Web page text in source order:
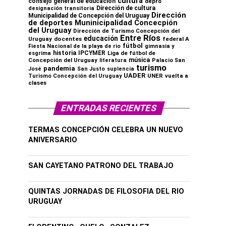
designación transitoria Dirección de cultura
Municipalidad de Concepción del Uruguay Dirección
de deportes Muninicipalidad Concecpión
del Uruguay Dirección de Turismo Concepción del
Uruguay docentes educación Entre Ríos federal A
Fiesta Nacional de la playa de rio fútbol
gimnasia y
esgrima historia IPCYMER Liga de fútbol de
Concepción del Uruguay literatura música Palacio San
José pandemia San Justo suplencia turismo
Turismo Concepción del Uruguay UADER UNER vuelta a
clases
ENTRADAS RECIENTES
TERMAS CONCEPCIÓN CELEBRA UN NUEVO
ANIVERSARIO
SAN CAYETANO PATRONO DEL TRABAJO
QUINTAS JORNADAS DE FILOSOFIA DEL RIO
URUGUAY